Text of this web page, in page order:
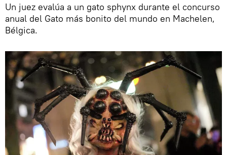
Un juez evalúa a un gato sphynx durante el concurso
anual del Gato más bonito del mundo en Machelen,
Bélgica.